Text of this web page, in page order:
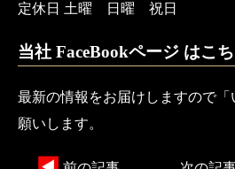
定休日 土曜 日曜 祝日
当社 FaceBookページ はこ
最新の情報をお届けしますので
願いします。